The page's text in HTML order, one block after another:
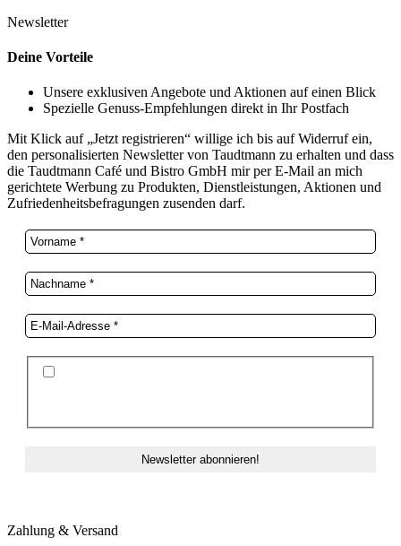
Newsletter
Deine Vorteile
Unsere exklusiven Angebote und Aktionen auf einen Blick
Spezielle Genuss-Empfehlungen direkt in Ihr Postfach
Mit Klick auf „Jetzt registrieren“ willige ich bis auf Widerruf ein,
den personalisierten Newsletter von Taudtmann zu erhalten und dass
die Taudtmann Café und Bistro GmbH mir per E-Mail an mich
gerichtete Werbung zu Produkten, Dienstleistungen, Aktionen und
Zufriedenheitsbefragungen zusenden darf.
Zahlung & Versand